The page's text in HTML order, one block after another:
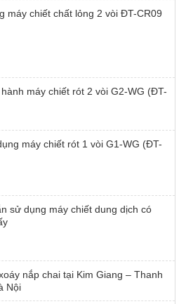
máy chiết chất lỏng 2 vòi ĐT-CR09
máy chiết rót 2 vòi G2-WG (ĐT-
máy chiết rót 1 vòi G1-WG (ĐT-
sử dụng máy chiết dung dịch có
nắp chai tại Kim Giang – Thanh
Nội